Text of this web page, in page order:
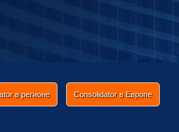
в регионе Consolidator в Европе